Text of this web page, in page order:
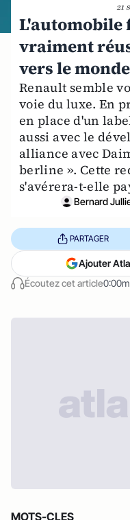
21
L'automobile
vraiment
vers le
Renault semble
voie du luxe. En
en place d'un
aussi avec le
alliance avec
berline ». Cette
s'avérera-t-elle
Bernard
Écoutez cet article
PARTAGER
Ajouter
MOTS-CLES